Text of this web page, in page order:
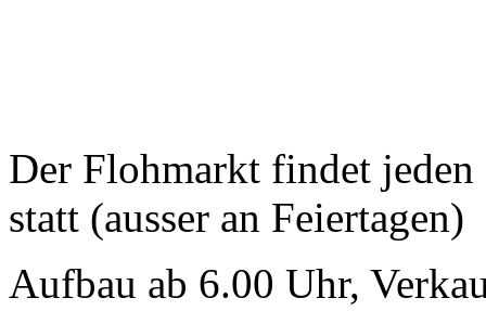
Der Flohmarkt findet
statt (ausser an Feiertagen)
Aufbau ab 6.00 Uhr,